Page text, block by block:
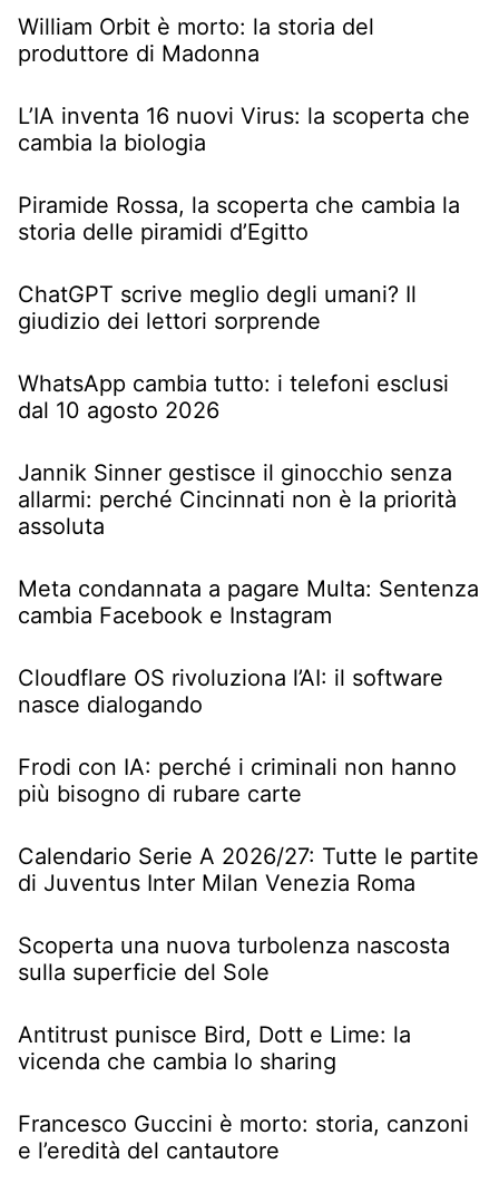
William Orbit è morto: la storia del
produttore di Madonna
L’IA inventa 16 nuovi Virus: la scoperta che
cambia la biologia
Piramide Rossa, la scoperta che cambia la
storia delle piramidi d’Egitto
ChatGPT scrive meglio degli umani? Il
giudizio dei lettori sorprende
WhatsApp cambia tutto: i telefoni esclusi
dal 10 agosto 2026
Jannik Sinner gestisce il ginocchio senza
allarmi: perché Cincinnati non è la priorità
assoluta
Meta condannata a pagare Multa: Sentenza
cambia Facebook e Instagram
Cloudflare OS rivoluziona l’AI: il software
nasce dialogando
Frodi con IA: perché i criminali non hanno
più bisogno di rubare carte
Calendario Serie A 2026/27: Tutte le partite
di Juventus Inter Milan Venezia Roma
Scoperta una nuova turbolenza nascosta
sulla superficie del Sole
Antitrust punisce Bird, Dott e Lime: la
vicenda che cambia lo sharing
Francesco Guccini è morto: storia, canzoni
e l’eredità del cantautore